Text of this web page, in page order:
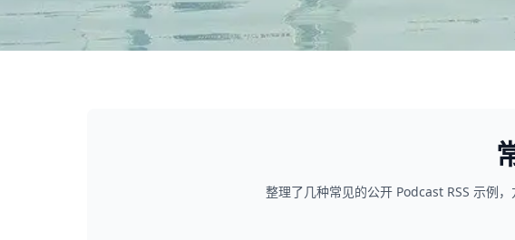
整理了几种常见的公开 Podcast RSS 示例